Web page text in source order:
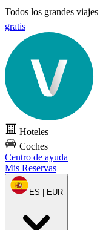
Todos los grandes viajes
gratis
Hoteles
Coches
Centro de ayuda
Mis Reservas
ES | EUR